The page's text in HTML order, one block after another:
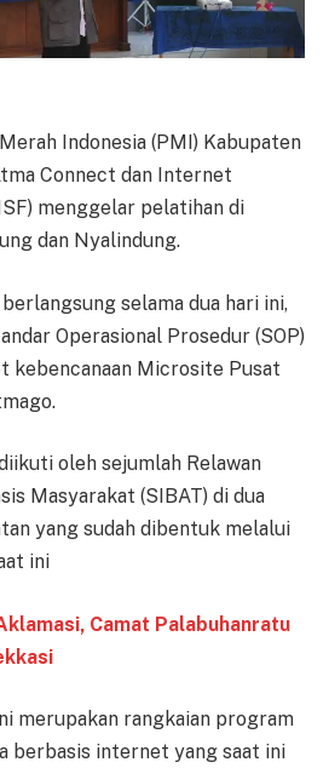
Indonesia (PMI) Kabupaten
Connect dan Internet
menggelar pelatihan di
dan Nyalindung.
selama dua hari ini,
Operasional Prosedur (SOP)
kebencanaan Microsite Pusat
oleh sejumlah Relawan
Masyarakat (SIBAT) di dua
yang sudah dibentuk melalui
ini
Camat Palabuhanratu
merupakan rangkaian program
berbasis internet yang saat ini